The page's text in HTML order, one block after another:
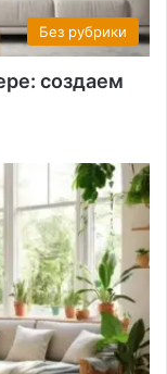
Без рубрики
создаем